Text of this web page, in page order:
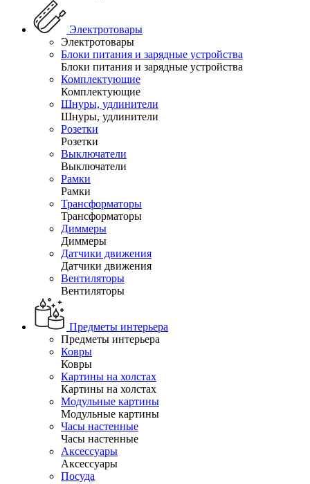
Электротовары
Электротовары
Блоки питания и зарядные устройства
Блоки питания и зарядные устройства
Комплектующие
Комплектующие
Шнуры, удлинители
Шнуры, удлинители
Розетки
Розетки
Выключатели
Выключатели
Рамки
Рамки
Трансформаторы
Трансформаторы
Диммеры
Диммеры
Датчики движения
Датчики движения
Вентиляторы
Вентиляторы
Предметы интерьера
Предметы интерьера
Ковры
Ковры
Картины на холстах
Картины на холстах
Модульные картины
Модульные картины
Часы настенные
Часы настенные
Аксессуары
Аксессуары
Посуда